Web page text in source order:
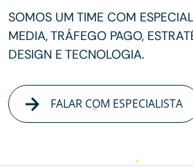
SOMOS UM TIME COM
MEDIA, TRÁFEGO PAGO,
DESIGN E TECNOLOGIA.
FALAR COM ESPECIALISTA